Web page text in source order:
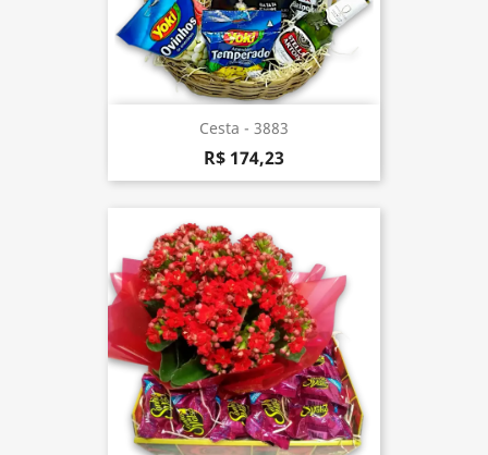
Cesta - 3883
R$ 174,23